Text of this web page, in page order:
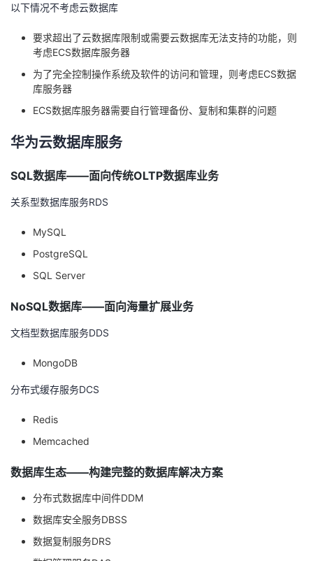
以下情况不考虑云数据库
要求超出了云数据库限制或需要云数据库无法支持的功能，则
考虑ECS数据库服务器
为了完全控制操作系统及软件的访问和管理，则考虑ECS数据
库服务器
ECS数据库服务器需要自行管理备份、复制和集群的问题
华为云数据库服务
SQL数据库——面向传统OLTP数据库业务
关系型数据库服务RDS
MySQL
PostgreSQL
SQL Server
NoSQL数据库——面向海量扩展业务
文档型数据库服务DDS
MongoDB
分布式缓存服务DCS
Redis
Memcached
数据库生态——构建完整的数据库解决方案
分布式数据库中间件DDM
数据库安全服务DBSS
数据复制服务DRS